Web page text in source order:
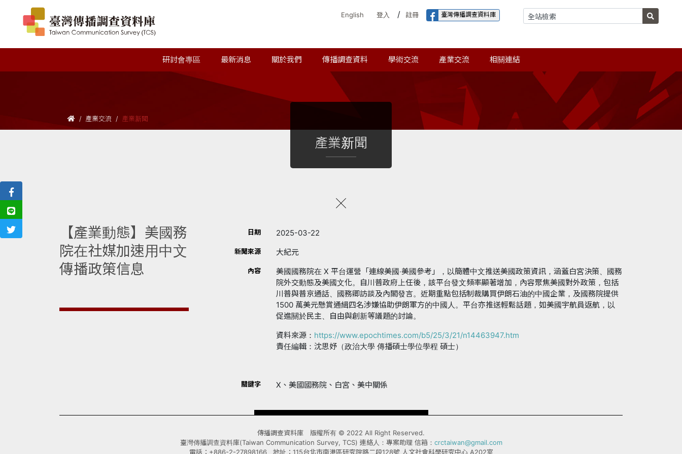
English 登入 / 註冊 臺灣傳播調查資料庫
研討會專區 最新消息 關於我們 傳播調查資料 學術交流 產業交流 相關連結
產業交流 產業新聞
產業新聞
【產業動態】美國務
院在社媒加速用中文
傳播政策信息
日期 2025-03-22
新聞來源 大紀元
內容
美國國務院在 X 平台運營「連線美國‧美國參考」，以簡體中文推送美國政策資訊，涵蓋白宮決策、國務
院外交動態及美國文化。自川普政府上任後，該平台發文頻率顯著增加，內容聚焦美國對外政策，包括
川普與普京通話、國務卿訪談及內閣發言。近期重點包括制裁購買伊朗石油的中國企業，及國務院提供
1500 萬美元懸賞通緝四名涉嫌協助伊朗軍方的中國人。平台亦推送輕鬆話題，如美國宇航員返航，以
促進關於民主、自由與創新等議題的討論。
資料來源： https://www.epochtimes.com/b5/25/3/21/n14463947.htm
責任編輯：沈思妤（政治大學 傳播碩士學位學程 碩士）
關鍵字 X、美國國務院、白宮、美中關係
傳播調查資料庫 版權所有 © 2022 All Right Reserved.
臺灣傳播調查資料庫(Taiwan Communication Survey, TCS) 連絡人：專案助理 信箱： crctaiwan@gmail.com
電話：+886-2-27898166 地址：115台北市南港區研究院路二段128號 人文社會科學研究中心 A202室